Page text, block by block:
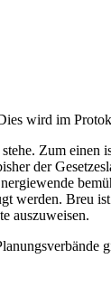
wird im
Zum
der
werden. Breu
auszuweisen.